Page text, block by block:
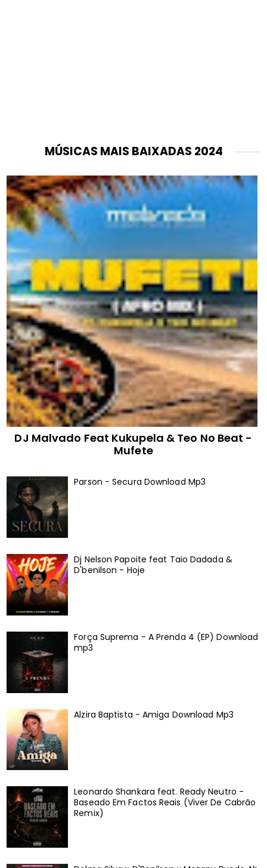
MÚSICAS MAIS BAIXADAS 2024
DJ Malvado Feat Kukupela & Teo No Beat -
Mufete
Parson - Secura Download Mp3
Dj Nelson Papoite feat Taio Dadada &
D'benilson - Hoje
Força Suprema - A Prenda 4 (EP) Download
mp3
Alzira Baptista - Amiga Download Mp3
Leonardo Shankara feat. Ready Neutro -
Baseado Em Factos Reais (Viver De Cabrão
Remix)